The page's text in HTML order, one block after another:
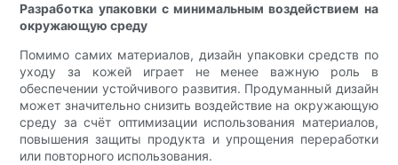
Разработка упаковки с минимальным воздействием на
окружающую среду
Помимо самих материалов, дизайн упаковки средств по
уходу за кожей играет не менее важную роль в
обеспечении устойчивого развития. Продуманный дизайн
может значительно снизить воздействие на окружающую
среду за счёт оптимизации использования материалов,
повышения защиты продукта и упрощения переработки
или повторного использования.